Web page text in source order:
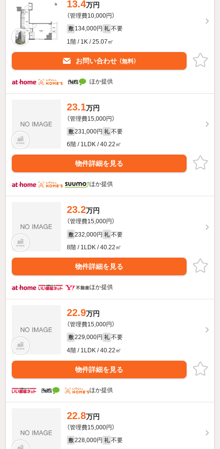
13.4万円
（管理費10,000円）
敷 134,000円 礼 不要
1階 / 1K / 25.07㎡
お問い合わせ （無料）
ほか提供
23.1万円
（管理費15,000円）
敷 231,000円 礼 不要
6階 / 1LDK / 40.22㎡
物件詳細を見る
ほか提供
23.2万円
（管理費15,000円）
敷 232,000円 礼 不要
8階 / 1LDK / 40.22㎡
物件詳細を見る
ほか提供
22.9万円
（管理費15,000円）
敷 229,000円 礼 不要
4階 / 1LDK / 40.22㎡
物件詳細を見る
ほか提供
22.8万円
（管理費15,000円）
敷 228,000円 礼 不要